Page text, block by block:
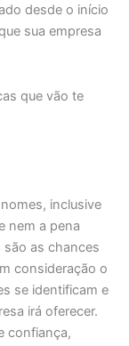
desde o início
sua empresa
que vão te
inclusive
nem a pena
são as chances
consideração o
se identificam e
irá oferecer.
confiança,